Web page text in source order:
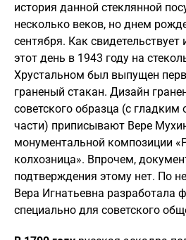
история данной стеклянной
несколько веков, но днем
сентября. Как свидетельствует
этот день в 1943 году на
Хрустальном был выпущен
граненый стакан. Дизайн
советского образца (с гладким
части) приписывают Вере
монументальной композиции
колхозница». Впрочем,
подтверждения этому нет. По
Вера Игнатьевна разработала
специально для советского